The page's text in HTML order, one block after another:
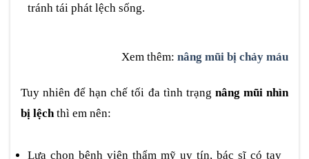
tránh tái phát lệch sống.
Xem thêm: nâng mũi bị chảy máu
Tuy nhiên để hạn chế tối đa tình trạng nâng mũi nhìn
bị lệchthì em nên:
Lựa chọn bệnh viện thẩm mỹ uy tín, bác sĩ có tay